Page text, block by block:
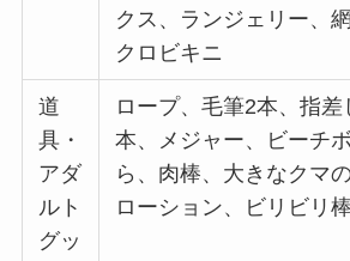
クス、ランジェリー、
クロビキニ
道
具・
アダ
ルト
グッ
ロープ、毛筆2本、指
本、メジャー、ビーチ
ら、肉棒、大きなクマ
ローション、ビリビリ